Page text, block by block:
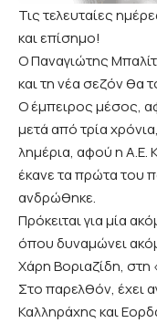
Τις τελευταίες
και επίσημο!
Ο Παναγιώτης
και τη νέα σεζόν θα
Ο έμπειρος μέσος,
μετά από τρία
λημέρια, αφού η Α.Ε.
έκανε τα πρώτα του
ανδρώθηκε.
Πρόκειται για μία
όπου δυναμώνει
Χάρη Βοριαζίδη, στη
Στο παρελθόν, έχει
Καλληράχης και